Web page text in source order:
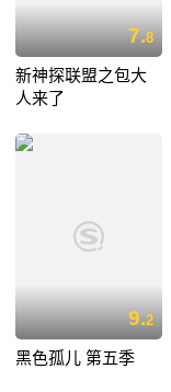
7.8
新神探联盟之包大
人来了
9.2
黑色孤儿 第五季